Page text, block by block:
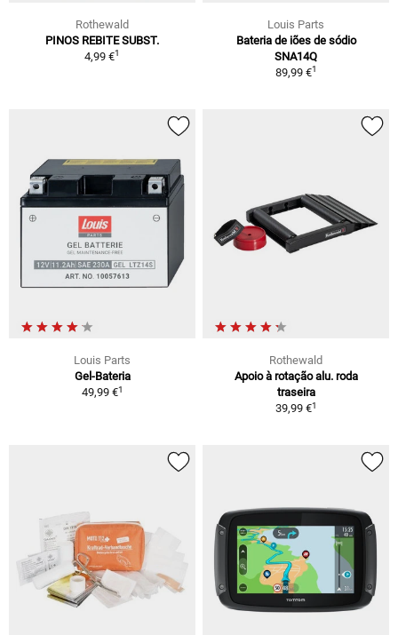
Rothewald
PINOS REBITE SUBST.
4,99 €1
Louis Parts
Bateria de iões de sódio
SNA14Q
89,99 €1
Louis Parts
Gel-Bateria
49,99 €1
Rothewald
Apoio à rotação alu. roda
traseira
39,99 €1